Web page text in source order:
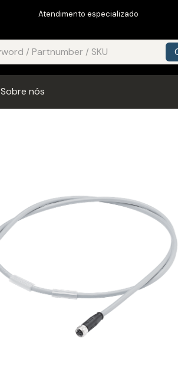
Atendimento especializado
Sobre nós